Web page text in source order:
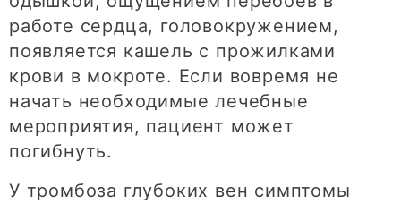
работе сердца, головокружением,
появляется кашель с прожилками
крови в мокроте. Если вовремя не
начать необходимые лечебные
мероприятия, пациент может
погибнуть.
У тромбоза глубоких вен симптомы